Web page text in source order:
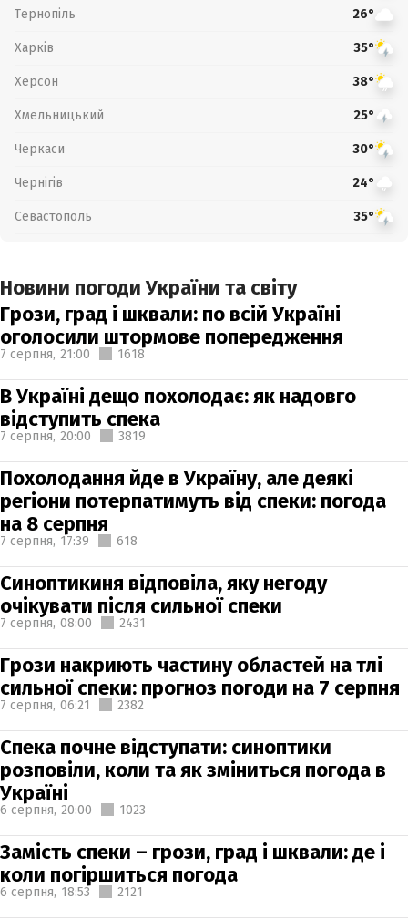
Тернопіль 26°
Харків 35°
Херсон 38°
Хмельницький 25°
Черкаси 30°
Чернігів 24°
Севастополь 35°
Новини погоди України та світу
Грози, град і шквали: по всій Україні
оголосили штормове попередження
7 серпня, 21:00 1618
В Україні дещо похолодає: як надовго
відступить спека
7 серпня, 20:00 3819
Похолодання йде в Україну, але деякі
регіони потерпатимуть від спеки: погода
на 8 серпня
7 серпня, 17:39 618
Синоптикиня відповіла, яку негоду
очікувати після сильної спеки
7 серпня, 08:00 2431
Грози накриють частину областей на тлі
сильної спеки: прогноз погоди на 7 серпня
7 серпня, 06:21 2382
Спека почне відступати: синоптики
розповіли, коли та як зміниться погода в
Україні
6 серпня, 20:00 1023
Замість спеки – грози, град і шквали: де і
коли погіршиться погода
6 серпня, 18:53 2121